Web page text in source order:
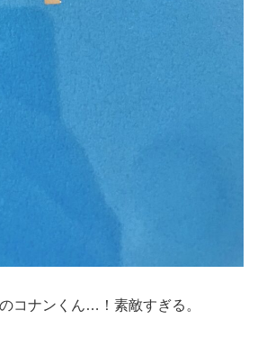
コナンくん…！素敵すぎる。